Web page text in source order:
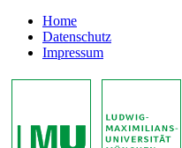
Home
Datenschutz
Impressum